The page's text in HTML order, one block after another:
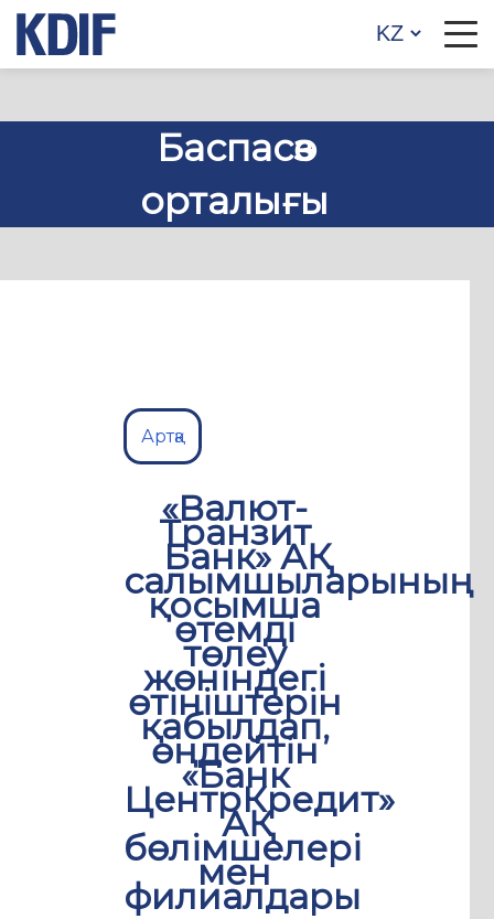
Баспасөз
орталығы
Артқа
«Валют-
Транзит
Банк» АҚ
салымшыларының
қосымша
өтемді
төлеу
жөніндегі
өтініштерін
қабылдап,
өңдейтін
«Банк
ЦентрКредит»
АҚ
бөлімшелері
мен
филиалдары